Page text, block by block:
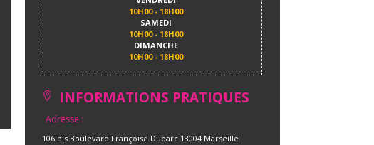
10H00 - 18H00
SAMEDI
10H00 - 18H00
DIMANCHE
10H00 - 18H00
INFORMATIONS PRATIQUES
Adresse :
106 bis Boulevard Françoise Duparc 13004 Marseille